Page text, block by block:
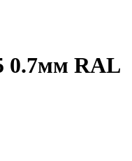
0.7мм RAL